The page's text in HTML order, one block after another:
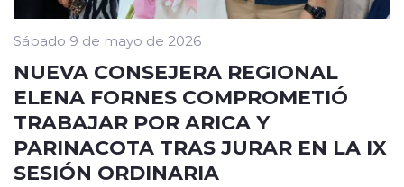
Sábado 9 de mayo de 2026
NUEVA CONSEJERA REGIONAL
ELENA FORNES COMPROMETIÓ
TRABAJAR POR ARICA Y
PARINACOTA TRAS JURAR EN LA IX
SESIÓN ORDINARIA